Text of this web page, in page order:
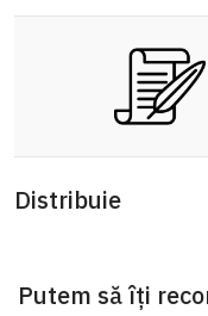
Distribuie
Putem să îți